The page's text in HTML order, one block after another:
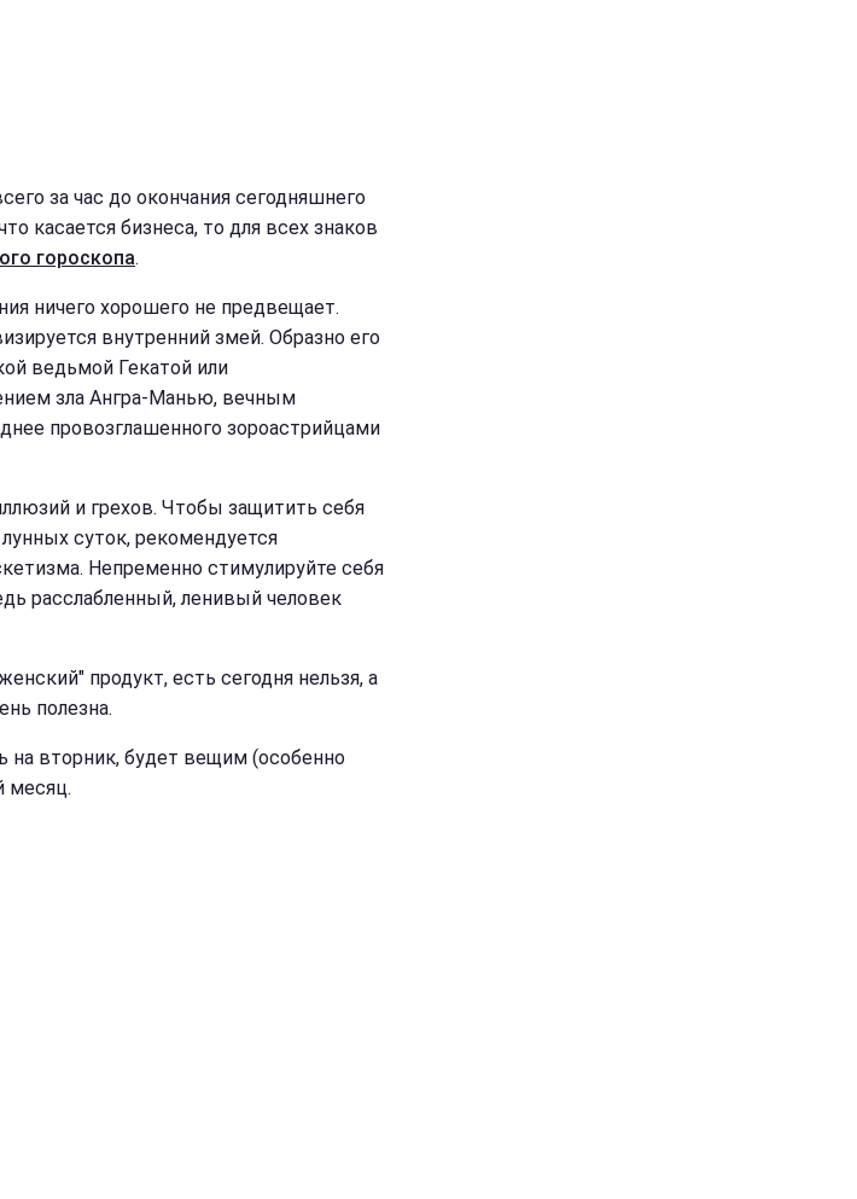
за час до окончания сегодняшнего
касается бизнеса, то для всех знаков
гороскопа.
ничего хорошего не предвещает.
внутренний змей. Образно его
ведьмой Гекатой или
зла Ангра-Манью, вечным
провозглашенного зороастрийцами
и грехов. Чтобы защитить себя
суток, рекомендуется
Непременно стимулируйте себя
расслабленный, ленивый человек
продукт, есть сегодня нельзя, а
полезна.
на вторник, будет вещим (особенно
месяц.